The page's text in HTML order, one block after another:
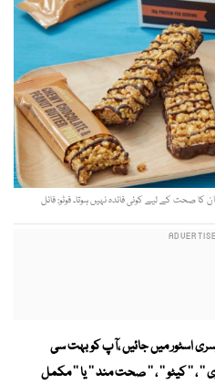
ان کا صحت کے لیے کوئی فائدہ نہیں ہوتا۔ فوٹو: فائل
اسٹور میں جائیں ،آپ کو بہت سی
'' ، '' کیٹو '' ، '' صحت مند '' یا '' مکمل